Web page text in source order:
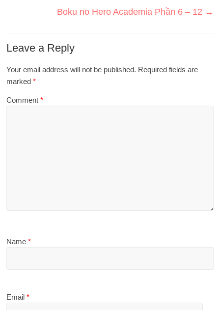
Boku no Hero Academia Phần 6 – 12 →
Leave a Reply
Your email address will not be published. Required fields are
marked*
Comment*
Name*
Email*